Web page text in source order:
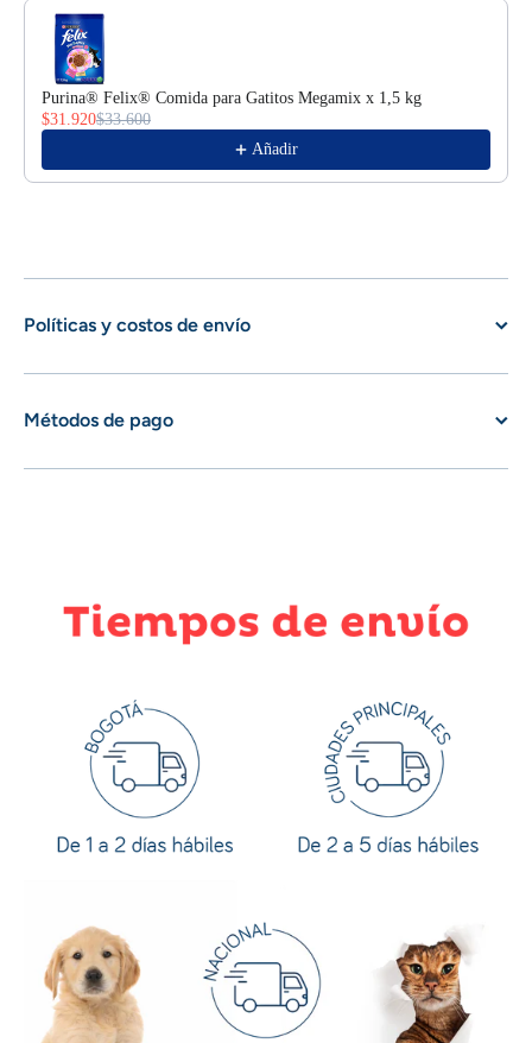
Purina® Felix® Comida para Gatitos Megamix x 1,5 kg
$31.920$33.600
Añadir
Políticas y costos de envío
Métodos de pago